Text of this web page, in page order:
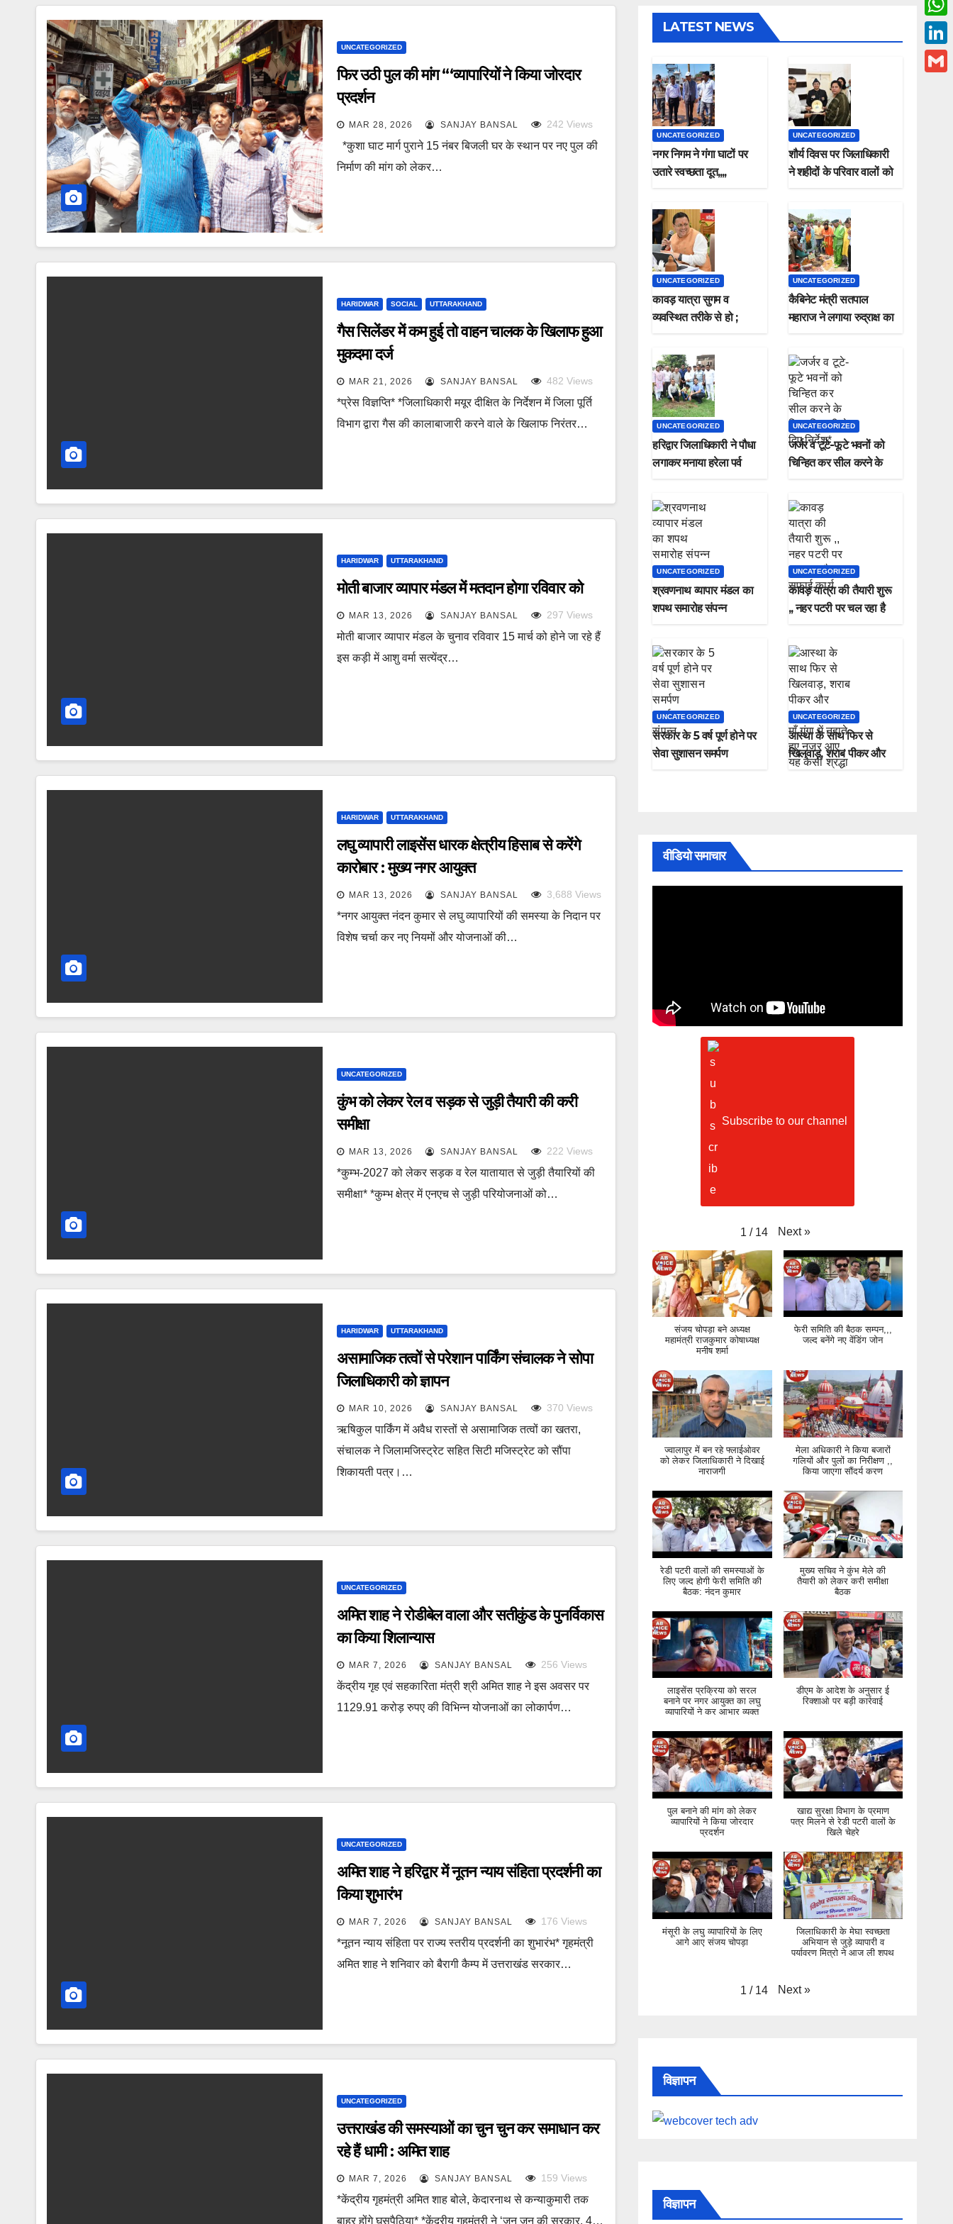
UNCATEGORIZED
फिर उठी पुल की मांग “‘व्यापारियों ने किया जोरदार
प्रदर्शन
MAR 28, 2026 SANJAY BANSAL 242 Views
*कुशा घाट मार्ग पुराने 15 नंबर बिजली घर के स्थान पर नए पुल की
निर्माण की मांग को लेकर…
HARIDWAR SOCIAL UTTARAKHAND
गैस सिलेंडर में कम हुई तो वाहन चालक के खिलाफ हुआ
मुकदमा दर्ज
MAR 21, 2026 SANJAY BANSAL 482 Views
*प्रेस विज्ञप्ति* *जिलाधिकारी मयूर दीक्षित के निर्देशन में जिला पूर्ति
विभाग द्वारा गैस की कालाबाजारी करने वाले के खिलाफ निरंतर…
HARIDWAR UTTARAKHAND
मोती बाजार व्यापार मंडल में मतदान होगा रविवार को
MAR 13, 2026 SANJAY BANSAL 297 Views
मोती बाजार व्यापार मंडल के चुनाव रविवार 15 मार्च को होने जा रहे हैं
इस कड़ी में आशु वर्मा सत्येंद्र…
HARIDWAR UTTARAKHAND
लघु व्यापारी लाइसेंस धारक क्षेत्रीय हिसाब से करेंगे
कारोबार : मुख्य नगर आयुक्त
MAR 13, 2026 SANJAY BANSAL 3,688 Views
*नगर आयुक्त नंदन कुमार से लघु व्यापारियों की समस्या के निदान पर
विशेष चर्चा कर नए नियमों और योजनाओं की…
UNCATEGORIZED
कुंभ को लेकर रेल व सड़क से जुड़ी तैयारी की करी
समीक्षा
MAR 13, 2026 SANJAY BANSAL 222 Views
*कुम्भ-2027 को लेकर सड़क व रेल यातायात से जुड़ी तैयारियों की
समीक्षा* *कुम्भ क्षेत्र में एनएच से जुड़ी परियोजनाओं को…
HARIDWAR UTTARAKHAND
असामाजिक तत्वों से परेशान पार्किंग संचालक ने सोपा
जिलाधिकारी को ज्ञापन
MAR 10, 2026 SANJAY BANSAL 370 Views
ऋषिकुल पार्किंग में अवैध रास्तों से असामाजिक तत्वों का खतरा,
संचालक ने जिलामजिस्ट्रेट सहित सिटी मजिस्ट्रेट को सौंपा
शिकायती पत्र।…
UNCATEGORIZED
अमित शाह ने रोडीबेल वाला और सतीकुंड के पुनर्विकास
का किया शिलान्यास
MAR 7, 2026 SANJAY BANSAL 256 Views
केंद्रीय गृह एवं सहकारिता मंत्री श्री अमित शाह ने इस अवसर पर
1129.91 करोड़ रुपए की विभिन्न योजनाओं का लोकार्पण…
UNCATEGORIZED
अमित शाह ने हरिद्वार में नूतन न्याय संहिता प्रदर्शनी का
किया शुभारंभ
MAR 7, 2026 SANJAY BANSAL 176 Views
*नूतन न्याय संहिता पर राज्य स्तरीय प्रदर्शनी का शुभारंभ* गृहमंत्री
अमित शाह ने शनिवार को बैरागी कैम्प में उत्तराखंड सरकार…
UNCATEGORIZED
उत्तराखंड की समस्याओं का चुन चुन कर समाधान कर
रहे हैं धामी : अमित शाह
MAR 7, 2026 SANJAY BANSAL 159 Views
*केंद्रीय गृहमंत्री अमित शाह बोले, केदारनाथ से कन्याकुमारी तक
बाहर होंगे घुसपैठिया* *केंद्रीय गृहमंत्री ने ‘जन जन की सरकार, 4…
LATEST NEWS
UNCATEGORIZED
नगर निगम ने गंगा घाटों पर
उतारे स्वच्छता दूत,,,,
UNCATEGORIZED
शौर्य दिवस पर जिलाधिकारी
ने शहीदों के परिवार वालों को
UNCATEGORIZED
कावड़ यात्रा सुगम व
व्यवस्थित तरीके से हो ;
UNCATEGORIZED
कैबिनेट मंत्री सतपाल
महाराज ने लगाया रुद्राक्ष का
UNCATEGORIZED
हरिद्वार जिलाधिकारी ने पौधा
लगाकर मनाया हरेला पर्व
UNCATEGORIZED
जर्जर व टूटे-फूटे भवनों को
चिन्हित कर सील करने के
UNCATEGORIZED
श्रवणनाथ व्यापार मंडल का
शपथ समारोह संपन्न
UNCATEGORIZED
कावड़ यात्रा की तैयारी शुरू
,, नहर पटरी पर चल रहा है
UNCATEGORIZED
सरकार के 5 वर्ष पूर्ण होने पर
सेवा सुशासन समर्पण
UNCATEGORIZED
आस्था के साथ फिर से
खिलवाड़, शराब पीकर और
चप्पल पहनकर माँ गंगा में
वीडियो समाचार
Subscribe to our channel
1 / 14 Next »
संजय चोपड़ा बने अध्यक्ष
महामंत्री राजकुमार कोषाध्यक्ष
मनीष शर्मा
फेरी समिति की बैठक सम्पन,,,
जल्द बनेंगे नए वेंडिंग जोन
ज्वालापुर में बन रहे फ्लाईओवर
को लेकर जिलाधिकारी ने दिखाई
नाराजगी
मेला अधिकारी ने किया बजारों
गलियों और पुलों का निरीक्षण ,,
किया जाएगा सौंदर्य करण
रेडी पटरी वालों की समस्याओं के
लिए जल्द होगी फेरी समिति की
बैठक: नंदन कुमार
मुख्य सचिव ने कुंभ मेले की
तैयारी को लेकर करी समीक्षा
बैठक
लाइसेंस प्रक्रिया को सरल
बनाने पर नगर आयुक्त का लघु
व्यापारियों ने कर आभार व्यक्त
डीएम के आदेश के अनुसार ई
रिक्शाओ पर बड़ी कार्रवाई
पुल बनाने की मांग को लेकर
व्यापारियों ने किया जोरदार
प्रदर्शन
खाद्य सुरक्षा विभाग के प्रमाण
पत्र मिलने से रेडी पटरी वालों के
खिले चेहरे
मंसूरी के लघु व्यापारियों के लिए
आगे आए संजय चोपड़ा
जिलाधिकारी के मेघा स्वच्छता
अभियान से जुड़े व्यापारी व
पर्यावरण मित्रो ने आज ली शपथ
1 / 14 Next »
विज्ञापन
विज्ञापन
c
e
b
w
i
W
h
a
L